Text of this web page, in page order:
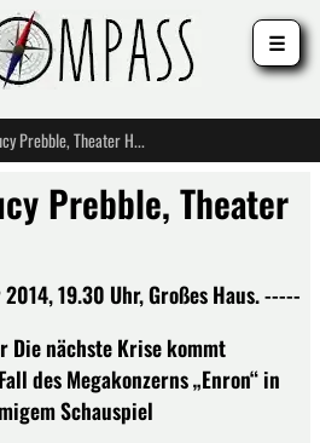
"Enron" von Lucy Prebble, Theater Heilbronn
Prebble, Theater
19.30 Uhr, Großes Haus. -----
Die nächste Krise kommt
des Megakonzerns „Enron“ in
Schauspiel
☰